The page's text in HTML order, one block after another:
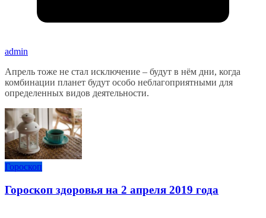
admin
Апрель тоже не стал исключение – будут в нём дни, когда
комбинации планет будут особо неблагоприятными для
определенных видов деятельности.
Гороскоп
Гороскоп здоровья на 2 апреля 2019 года